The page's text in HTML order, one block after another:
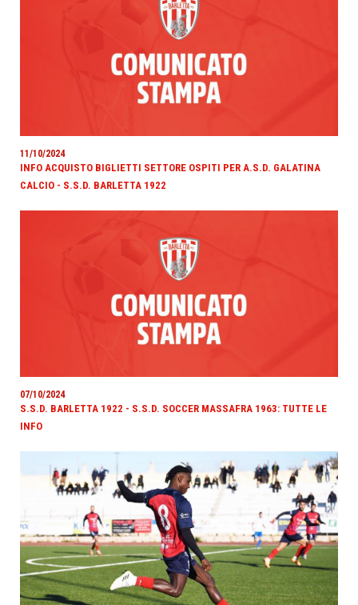
11/10/2024
INFO ACQUISTO BIGLIETTI SETTORE OSPITI PER A.S.D. GALATINA
CALCIO - S.S.D. BARLETTA 1922
07/10/2024
S.S.D. BARLETTA 1922 - S.S.D. SOCCER MASSAFRA 1963: TUTTE LE
INFO